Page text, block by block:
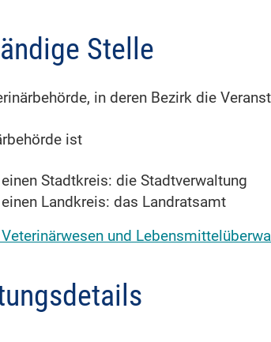
Stelle
in deren Bezirk die
ist
Stadtkreis: die Stadtverwaltung
Landkreis: das Landratsamt
und